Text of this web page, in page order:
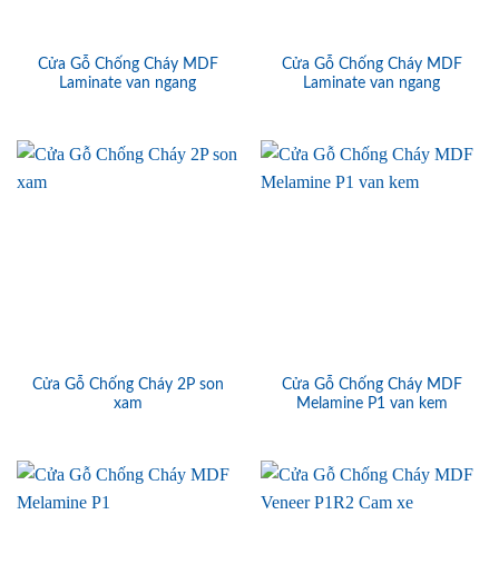
Cửa Gỗ Chống Cháy MDF
Laminate van ngang
Cửa Gỗ Chống Cháy MDF
Laminate van ngang
Cửa Gỗ Chống Cháy 2P son
xam
Cửa Gỗ Chống Cháy MDF
Melamine P1 van kem